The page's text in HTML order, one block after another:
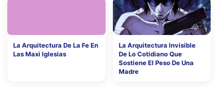
La Arquitectura De La Fe En
Las Maxi Iglesias
La Arquitectura Invisible
De Lo Cotidiano Que
Sostiene El Peso De Una
Madre